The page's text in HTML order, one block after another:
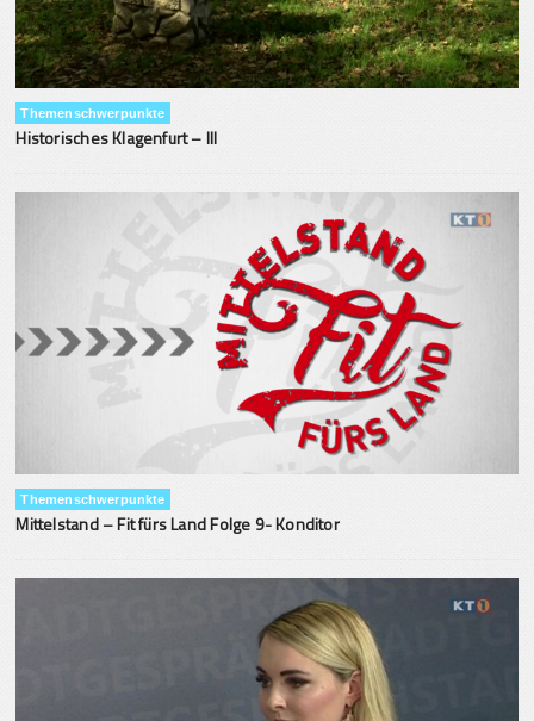
Themenschwerpunkte
Historisches Klagenfurt – III
Themenschwerpunkte
Mittelstand – Fit fürs Land Folge 9- Konditor